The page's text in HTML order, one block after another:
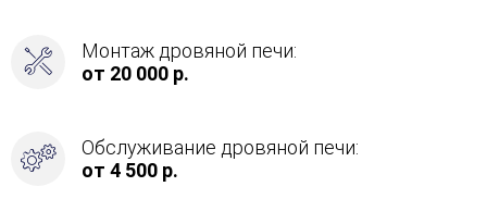
Монтаж дровяной печи:
от 20 000 р.
Обслуживание дровяной печи:
от 4 500 р.